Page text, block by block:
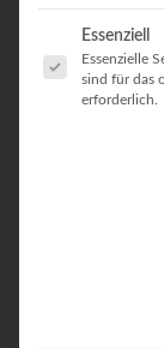
Es folgt eine
Essenziell
Essenzielle
sind für das
erforderlich.